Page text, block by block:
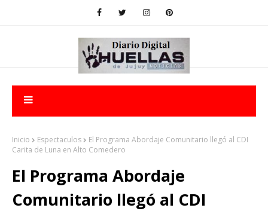
Inicio Espectaculos
El Programa Abordaje Comunitario llegó al CDI
Carita de Luna en Alto Comedero
El Programa Abordaje
Comunitario llegó al CDI